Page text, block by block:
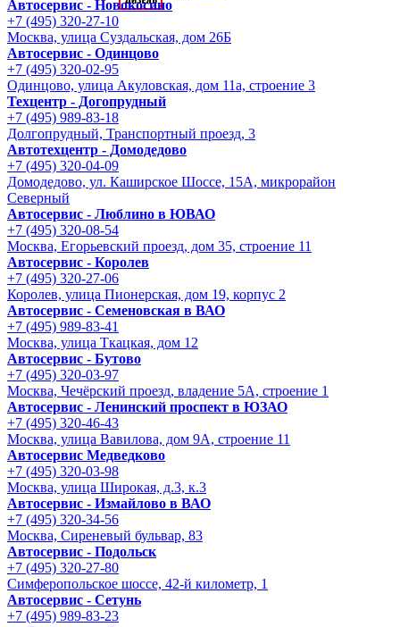
Автосервис - Новокосино
+7 (495) 320-27-10
Москва, улица Суздальская, дом 26Б
Автосервис - Одинцово
+7 (495) 320-02-95
Одинцово, улица Акуловская, дом 11а, строение 3
Техцентр - Догопрудный
+7 (495) 989-83-18
Долгопрудный, Транспортный проезд, 3
Автотехцентр - Домодедово
+7 (495) 320-04-09
Домодедово, ул. Каширское Шоссе, 15А, микрорайон
Северный
Автосервис - Люблино в ЮВАО
+7 (495) 320-08-54
Москва, Егорьевский проезд, дом 35, строение 11
Автосервис - Королев
+7 (495) 320-27-06
Королев, улица Пионерская, дом 19, корпус 2
Автосервис - Семеновская в ВАО
+7 (495) 989-83-41
Москва, улица Ткацкая, дом 12
Автосервис - Бутово
+7 (495) 320-03-97
Москва, Чечёрский проезд, владение 5А, строение 1
Автосервис - Ленинский проспект в ЮЗАО
+7 (495) 320-46-43
Москва, улица Вавилова, дом 9A, строение 11
Автосервис Медведково
+7 (495) 320-03-98
Москва, улица Широкая, д.3, к.3
Автосервис - Измайлово в ВАО
+7 (495) 320-34-56
Москва, Сиреневый бульвар, 83
Автосервис - Подольск
+7 (495) 320-27-80
Симферопольское шоссе, 42-й километр, 1
Автосервис - Сетунь
+7 (495) 989-83-23